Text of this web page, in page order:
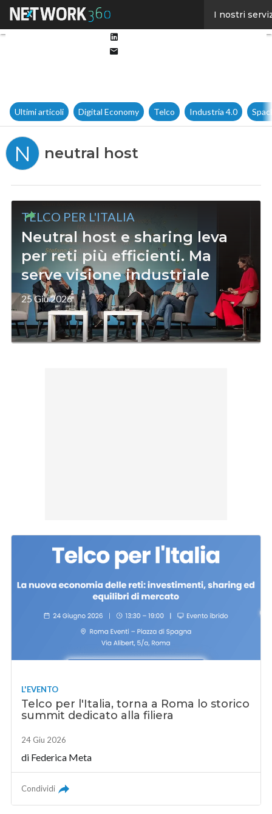
I nostri
Ultimi articoli Digital Economy Telco Industria 4.0
N neutral host
TELCO PER L'ITALIA
Neutral host e sharing leva
per reti più efficienti. Ma
serve visione industriale
25 Giu 2026
L'EVENTO
Telco per l'Italia, torna a Roma lo storico
summit dedicato alla filiera
24 Giu 2026
di Federica Meta
Condividi